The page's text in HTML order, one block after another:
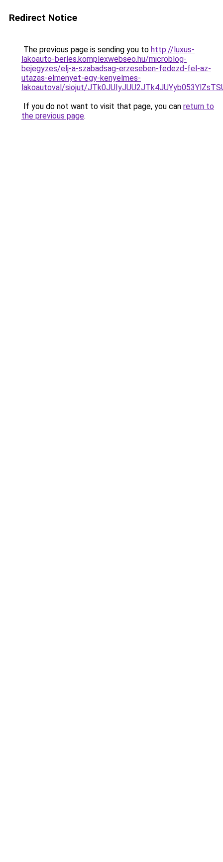
Redirect Notice
The previous page is sending you to http://luxus-
lakoauto-berles.komplexwebseo.hu/microblog-
bejegyzes/elj-a-szabadsag-erzeseben-fedezd-fel-az-
utazas-elmenyet-egy-kenyelmes-
lakoautoval/siojut/
If you do not want to visit that page, you can return to
the previous page.